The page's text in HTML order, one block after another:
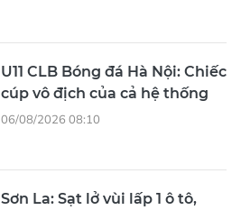
U11 CLB Bóng đá Hà Nội: Chiếc
cúp vô địch của cả hệ thống
06/08/2026 08:10
Sơn La: Sạt lở vùi lấp 1 ô tô,